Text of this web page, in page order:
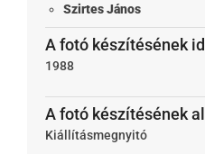
Szirtes János
A fotó készítésének
1988
A fotó készítésének
Kiállításmegnyitó